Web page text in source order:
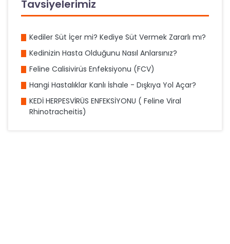
Tavsiyelerimiz
Kediler Süt İçer mi? Kediye Süt Vermek Zararlı mı?
Kedinizin Hasta Olduğunu Nasıl Anlarsınız?
Feline Calisivirüs Enfeksiyonu (FCV)
Hangi Hastalıklar Kanlı İshale - Dışkıya Yol Açar?
KEDİ HERPESVİRÜS ENFEKSİYONU ( Feline Viral
Rhinotracheitis)